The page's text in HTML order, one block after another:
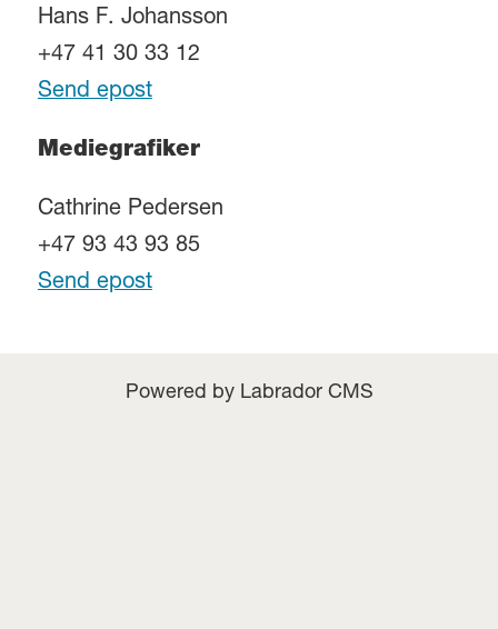
Hans F. Johansson
+47 41 30 33 12
Send epost
Mediegrafiker
Cathrine Pedersen
+47 93 43 93 85
Send epost
Powered by Labrador CMS